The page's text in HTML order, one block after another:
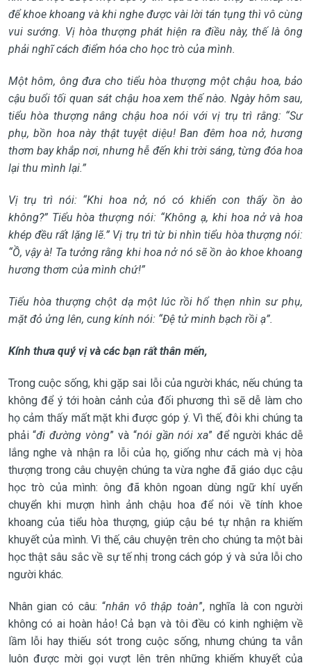
để khoe khoang và khi nghe được vài lời tán tụng thì vô cùng
vui sướng. Vị hòa thượng phát hiện ra điều này, thế là ông
phải nghĩ cách điểm hóa cho học trò của mình.
Một hôm, ông đưa cho tiểu hòa thượng một chậu hoa, bảo
cậu buổi tối quan sát chậu hoa xem thế nào. Ngày hôm sau,
tiểu hòa thượng nâng chậu hoa nói với vị trụ trì rằng: “Sư
phụ, bồn hoa này thật tuyệt diệu! Ban đêm hoa nở, hương
thơm bay khắp nơi, nhưng hễ đến khi trời sáng, từng đóa hoa
lại thu mình lại.”
Vị trụ trì nói: “Khi hoa nở, nó có khiến con thấy ồn ào
không?” Tiểu hòa thượng nói: “Không ạ, khi hoa nở và hoa
khép đều rất lặng lẽ.” Vị trụ trì từ bi nhìn tiểu hòa thượng nói:
“Ồ, vậy à! Ta tưởng rằng khi hoa nở nó sẽ ồn ào khoe khoang
hương thơm của mình chứ!”
Tiểu hòa thượng chột dạ một lúc rồi hổ thẹn nhìn sư phụ,
mặt đỏ ửng lên, cung kính nói: “Đệ tử minh bạch rồi ạ”.
Kính thưa quý vị và các bạn rất thân mến,
Trong cuộc sống, khi gặp sai lỗi của người khác, nếu chúng ta
không để ý tới hoàn cảnh của đối phương thì sẽ dễ làm cho
họ cảm thấy mất mặt khi được góp ý. Vì thế, đôi khi chúng ta
phải “đi đường vòng” và “nói gần nói xa” để người khác dễ
lắng nghe và nhận ra lỗi của họ, giống như cách mà vị hòa
thượng trong câu chuyện chúng ta vừa nghe đã giáo dục cậu
học trò của mình: ông đã khôn ngoan dùng ngữ khí uyển
chuyển khi mượn hình ảnh chậu hoa để nói về tính khoe
khoang của tiểu hòa thượng, giúp cậu bé tự nhận ra khiếm
khuyết của mình. Vì thế, câu chuyện trên cho chúng ta một bài
học thật sâu sắc về sự tế nhị trong cách góp ý và sửa lỗi cho
người khác.
Nhân gian có câu: “nhân vô thập toàn”, nghĩa là con người
không có ai hoàn hảo! Cả bạn và tôi đều có kinh nghiệm về
lầm lỗi hay thiếu sót trong cuộc sống, nhưng chúng ta vẫn
luôn được mời gọi vượt lên trên những khiếm khuyết của